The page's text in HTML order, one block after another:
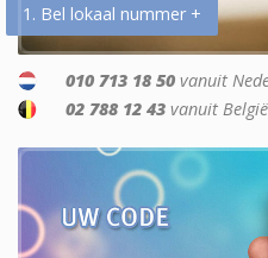
1. Bel lokaal nummer +
010 713 18 50 vanuit
02 788 12 43 vanuit België